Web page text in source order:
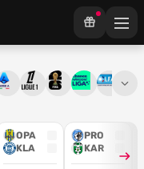
OPA
KLA
PRO
KAR
Serie ALigue 1Mistrovství světa
Chance3. ČFL